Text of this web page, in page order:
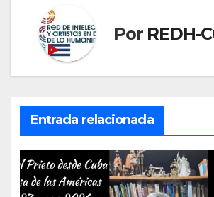
Por REDH-
Entrada relacionada